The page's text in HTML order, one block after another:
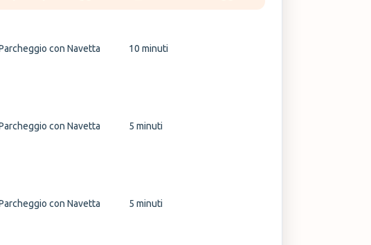
con Navetta 10 minuti
con Navetta 5 minuti
con Navetta 5 minuti